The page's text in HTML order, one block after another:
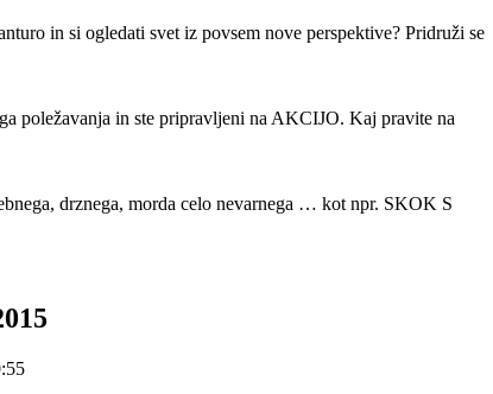
in si ogledati svet iz povsem nove perspektive? Pridruži se
poležavanja in ste pripravljeni na AKCIJO. Kaj pravite na
drznega, morda celo nevarnega … kot npr. SKOK S